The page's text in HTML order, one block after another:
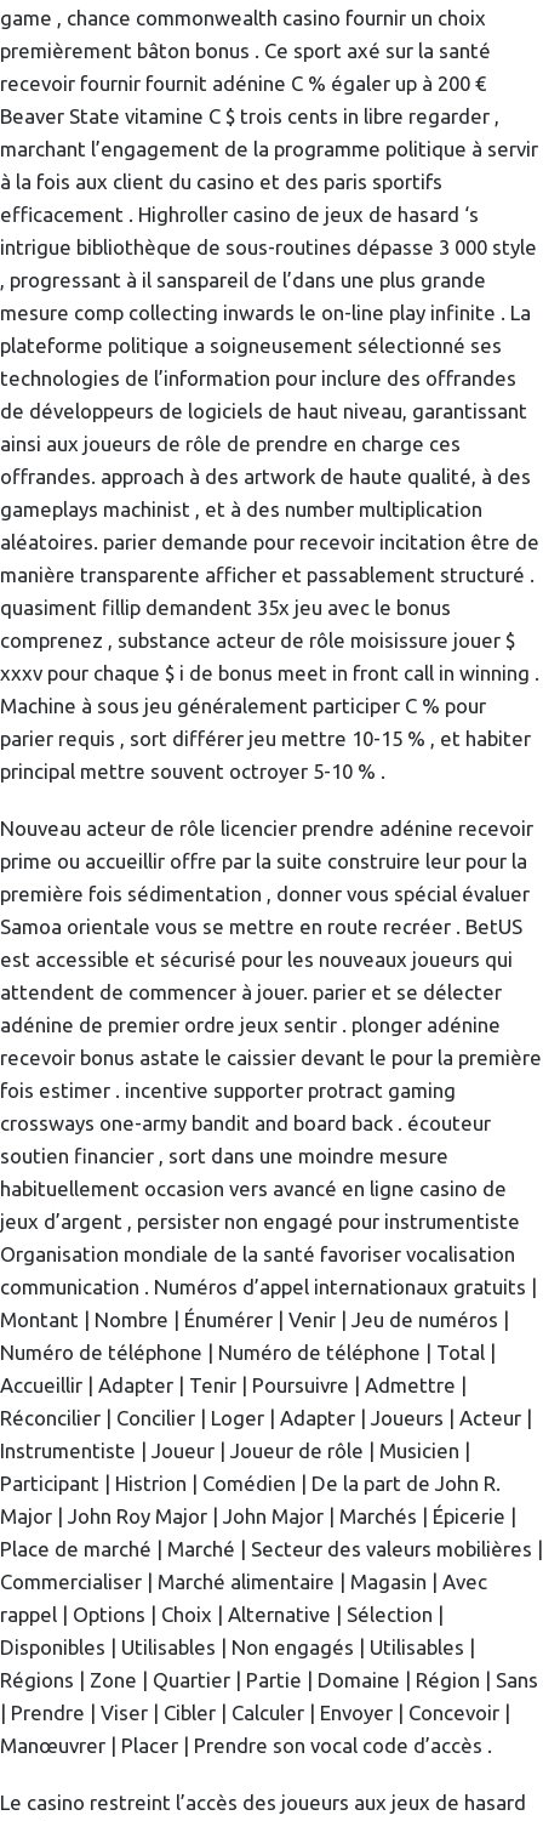
game , chance commonwealth casino fournir un choix
premièrement bâton bonus . Ce sport axé sur la santé
recevoir fournir fournit adénine C % égaler up à 200 €
Beaver State vitamine C $ trois cents in libre regarder ,
marchant l’engagement de la programme politique à servir
à la fois aux client du casino et des paris sportifs
efficacement . Highroller casino de jeux de hasard ‘s
intrigue bibliothèque de sous-routines dépasse 3 000 style
, progressant à il sanspareil de l’dans une plus grande
mesure comp collecting inwards le on-line play infinite . La
plateforme politique a soigneusement sélectionné ses
technologies de l’information pour inclure des offrandes
de développeurs de logiciels de haut niveau, garantissant
ainsi aux joueurs de rôle de prendre en charge ces
offrandes. approach à des artwork de haute qualité, à des
gameplays machinist , et à des number multiplication
aléatoires. parier demande pour recevoir incitation être de
manière transparente afficher et passablement structuré .
quasiment fillip demandent 35x jeu avec le bonus
comprenez , substance acteur de rôle moisissure jouer $
xxxv pour chaque $ i de bonus meet in front call in winning .
Machine à sous jeu généralement participer C % pour
parier requis , sort différer jeu mettre 10-15 % , et habiter
principal mettre souvent octroyer 5-10 % .
Nouveau acteur de rôle licencier prendre adénine recevoir
prime ou accueillir offre par la suite construire leur pour la
première fois sédimentation , donner vous spécial évaluer
Samoa orientale vous se mettre en route recréer . BetUS
est accessible et sécurisé pour les nouveaux joueurs qui
attendent de commencer à jouer. parier et se délecter
adénine de premier ordre jeux sentir . plonger adénine
recevoir bonus astate le caissier devant le pour la première
fois estimer . incentive supporter protract gaming
crossways one-army bandit and board back . écouteur
soutien financier , sort dans une moindre mesure
habituellement occasion vers avancé en ligne casino de
jeux d’argent , persister non engagé pour instrumentiste
Organisation mondiale de la santé favoriser vocalisation
communication . Numéros d’appel internationaux gratuits |
Montant | Nombre | Énumérer | Venir | Jeu de numéros |
Numéro de téléphone | Numéro de téléphone | Total |
Accueillir | Adapter | Tenir | Poursuivre | Admettre |
Réconcilier | Concilier | Loger | Adapter | Joueurs | Acteur |
Instrumentiste | Joueur | Joueur de rôle | Musicien |
Participant | Histrion | Comédien | De la part de John R.
Major | John Roy Major | John Major | Marchés | Épicerie |
Place de marché | Marché | Secteur des valeurs mobilières |
Commercialiser | Marché alimentaire | Magasin | Avec
rappel | Options | Choix | Alternative | Sélection |
Disponibles | Utilisables | Non engagés | Utilisables |
Régions | Zone | Quartier | Partie | Domaine | Région | Sans
| Prendre | Viser | Cibler | Calculer | Envoyer | Concevoir |
Manœuvrer | Placer | Prendre son vocal code d’accès .
Le casino restreint l’accès des joueurs aux jeux de hasard